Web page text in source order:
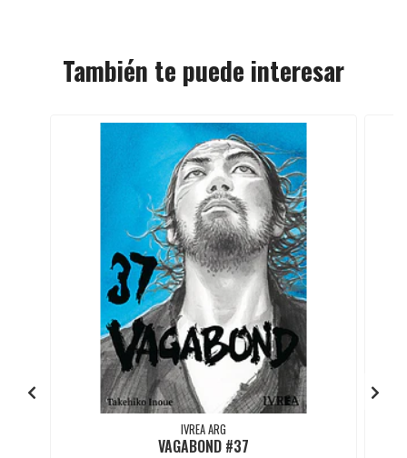
También te puede interesar
IVREA ARG
VAGABOND #37